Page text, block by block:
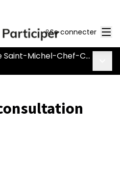
Se connecter
Itinéraire cyclable entre Saint-Michel-Chef-Chef et Saint-Père-en-Retz (L031)